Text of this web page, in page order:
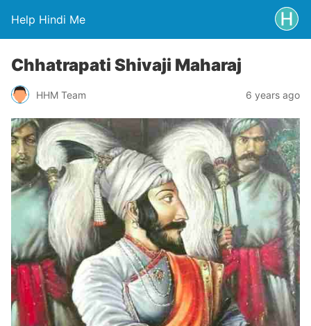
Help Hindi Me
Chhatrapati Shivaji Maharaj
HHM Team 6 years ago